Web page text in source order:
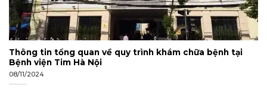
Thông tin tổng quan về quy trình khám chữa bệnh tại
Bệnh viện Tim Hà Nội
08/11/2024